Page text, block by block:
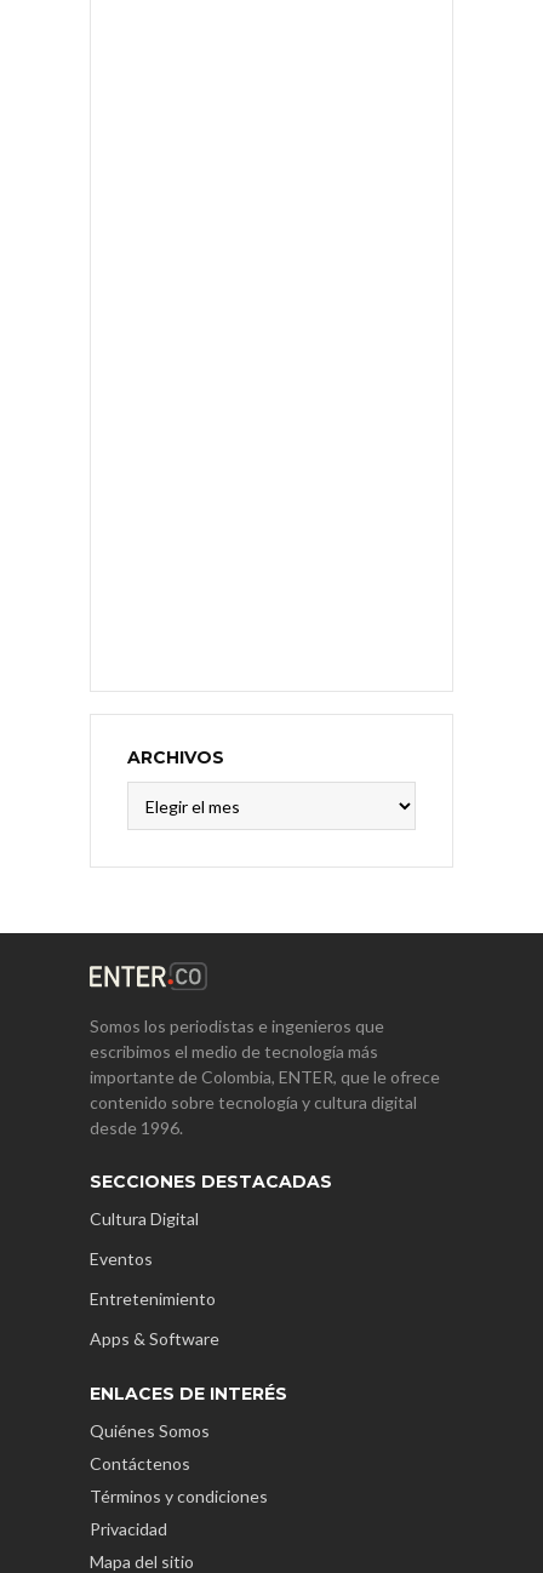
ARCHIVOS
Somos los periodistas e ingenieros que
escribimos el medio de tecnología más
importante de Colombia, ENTER, que le ofrece
contenido sobre tecnología y cultura digital
desde 1996.
SECCIONES DESTACADAS
Cultura Digital
Eventos
Entretenimiento
Apps & Software
ENLACES DE INTERÉS
Quiénes Somos
Contáctenos
Términos y condiciones
Privacidad
Mapa del sitio